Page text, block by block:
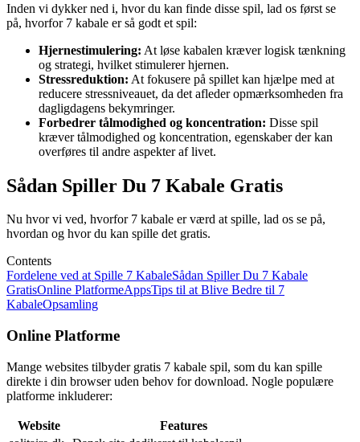
Inden vi dykker ned i, hvor du kan finde disse spil, lad os først se
på, hvorfor 7 kabale er så godt et spil:
Hjernestimulering: At løse kabalen kræver logisk tænkning
og strategi, hvilket stimulerer hjernen.
Stressreduktion: At fokusere på spillet kan hjælpe med at
reducere stressniveauet, da det afleder opmærksomheden fra
dagligdagens bekymringer.
Forbedrer tålmodighed og koncentration: Disse spil
kræver tålmodighed og koncentration, egenskaber der kan
overføres til andre aspekter af livet.
Sådan Spiller Du 7 Kabale Gratis
Nu hvor vi ved, hvorfor 7 kabale er værd at spille, lad os se på,
hvordan og hvor du kan spille det gratis.
Contents
Fordelene ved at Spille 7 KabaleSådan Spiller Du 7 Kabale
GratisOnline PlatformeAppsTips til at Blive Bedre til 7
KabaleOpsamling
Online Platforme
Mange websites tilbyder gratis 7 kabale spil, som du kan spille
direkte i din browser uden behov for download. Nogle populære
platforme inkluderer:
Website
Features